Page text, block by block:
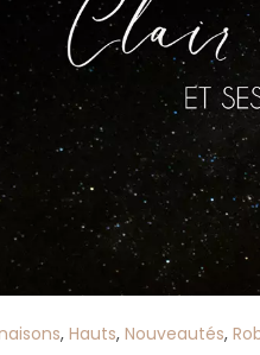
, Hauts, Nouveautés,